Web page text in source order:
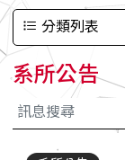
分類列表
系所公告